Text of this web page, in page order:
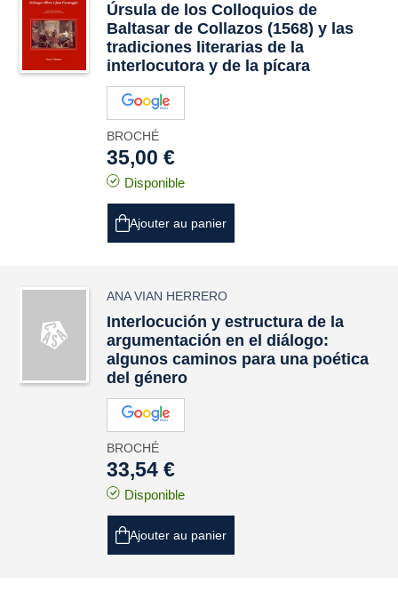
Úrsula de los Colloquios de
Baltasar de Collazos (1568) y las
tradiciones literarias de la
interlocutora y de la pícara
BROCHÉ
35,00 €
Disponible
Ajouter au panier
ANA VIAN HERRERO
Interlocución y estructura de la
argumentación en el diálogo:
algunos caminos para una poética
del género
BROCHÉ
33,54 €
Disponible
Ajouter au panier